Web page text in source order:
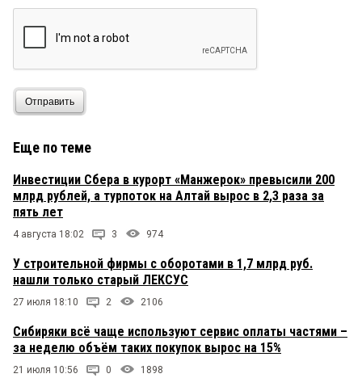
Отправить
Еще по теме
Инвестиции Сбера в курорт «Манжерок» превысили 200
млрд рублей, а турпоток на Алтай вырос в 2,3 раза за
пять лет
4 августа 18:02 3 974
У строительной фирмы с оборотами в 1,7 млрд руб.
нашли только старый ЛЕКСУС
27 июля 18:10 2 2106
Сибиряки всё чаще используют сервис оплаты частями –
за неделю объём таких покупок вырос на 15%
21 июля 10:56 0 1898